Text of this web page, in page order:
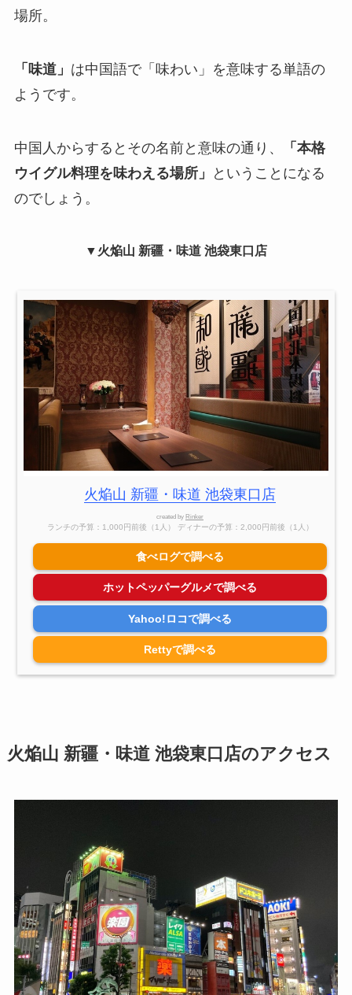
場所。
「味道」 は中国語で「味わい」を意味する単語の
ようです。
中国人からするとその名前と意味の通り、
「本格
ウイグル料理を味わえる場所」
ということになる
のでしょう。
▼ 火焔山 新疆・味道 池袋東口店
火焔山 新疆・味道 池袋東口店
created by Rinker
ランチの予算：1,000円前後（1人） ディナーの予算：2,000円前後（1人）
食べログで調べる
ホットペッパーグルメで調べる
Yahoo!ロコで調べる
Rettyで調べる
火焔山 新疆・味道 池袋東口店のアクセス